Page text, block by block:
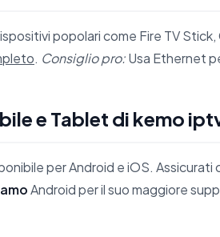
popolari come Fire TV
. Consiglio pro:Usa Ethernet
e Tablet di kemo
per Android e iOS.
Android per il suo maggiore